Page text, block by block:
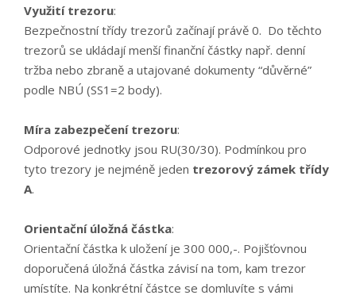
Využití trezoru:
Bezpečnostní třídy trezorů začínají právě 0. Do těchto
trezorů se ukládají menší finanční částky např. denní
tržba nebo zbraně a utajované dokumenty “důvěrné”
podle NBÚ (SS1=2 body).
Míra zabezpečení trezoru:
Odporové jednotky jsou RU(30/30). Podmínkou pro
tyto trezory je nejméně jeden trezorový zámek třídy
A.
Orientační úložná částka:
Orientační částka k uložení je 300 000,-. Pojišťovnou
doporučená úložná částka závisí na tom, kam trezor
umístíte. Na konkrétní částce se domluvíte s vámi